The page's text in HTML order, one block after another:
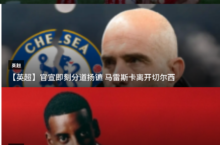
英超
【英超】官宣即刻分道扬镳 马雷斯卡离开切尔西